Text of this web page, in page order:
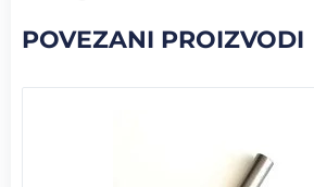
POVEZANI PROIZVODI